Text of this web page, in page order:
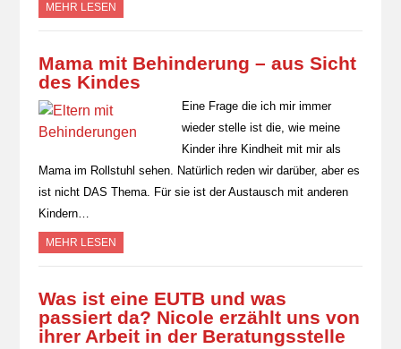
MEHR LESEN
Mama mit Behinderung – aus Sicht
des Kindes
Eine Frage die ich mir immer
wieder stelle ist die, wie meine
Kinder ihre Kindheit mit mir als
Mama im Rollstuhl sehen. Natürlich reden wir darüber, aber es
ist nicht DAS Thema. Für sie ist der Austausch mit anderen
Kindern…
MEHR LESEN
Was ist eine EUTB und was
passiert da? Nicole erzählt uns von
ihrer Arbeit in der Beratungsstelle